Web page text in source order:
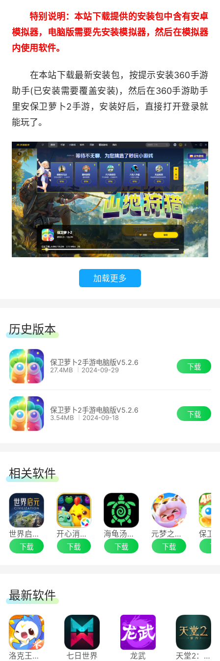
同步ICloud保存进度，接入GameCenter比拼
成就，还等什么？快快下载吧!
特别说明：本站下载提供的安装包中含有安卓
模拟器，电脑版需要先安装模拟器，然后在模拟器
内使用软件。
在本站下载最新安装包，按提示安装360手游
助手(已安装需要覆盖安装)，然后在360手游助手
里安保卫萝卜2手游，安装好后，直接打开登录就
能玩了。
加载更多
历史版本
保卫萝卜2手游电脑版V5.2.6
27.4MB 2024-09-29 下载
保卫萝卜2手游电脑版V5.2.6
3.54MB 2024-09-18 下载
相关软件
世界启元手游电脑版
下载
开心消消乐手游电脑版
下载
海龟汤手游电脑版
下载
元梦之星腾讯电脑管家版
下载 下
最新软件
洛克王国：世界 七日世界 龙武 天堂2：盟约